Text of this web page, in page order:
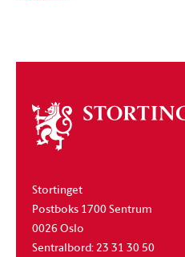
Om
stortinget
Stortinget
Postboks 1700 Sentrum
0026 Oslo
Sentralbord: 23 31 30 50